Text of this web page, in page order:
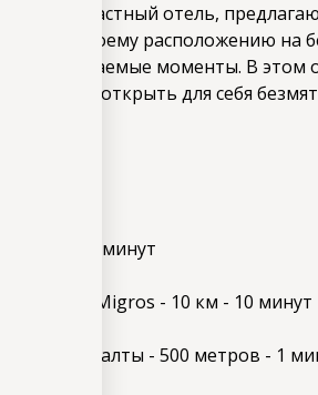
Port - это частный отель,
своему расположению
незабываемые моменты. В
и открыть для себя
- 33 км - 30 минут
центр Migros - 10 км - 10 минут
Коньяалты - 500 метров - 1